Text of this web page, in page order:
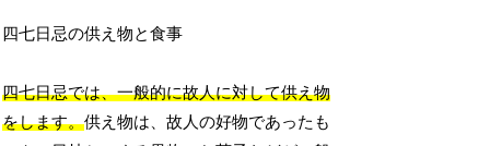
四七日忌の供え物と食事
四七日忌では、一般的に故人に対して供え物
をします。供え物は、故人の好物であったも